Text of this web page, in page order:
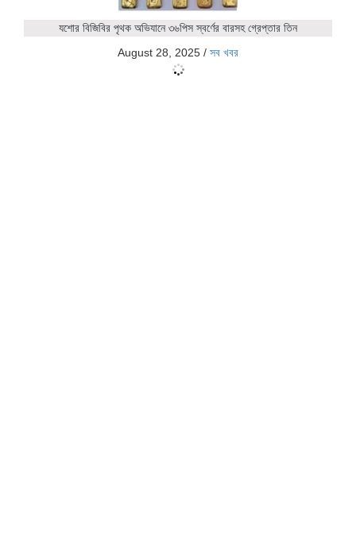
যশোর বিজিবির পৃথক অভিযানে ৩৬পিস স্বর্ণের বারসহ গ্রেপ্তার তিন
August 28, 2025 / সব খবর